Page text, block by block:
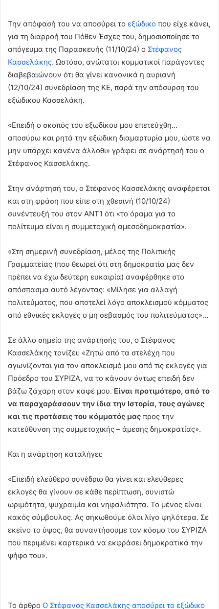
Την απόφασή του να αποσύρει το εξώδικο που είχε κάνει,
για τη διαρροή του Πόθεν Έσχες του, δημοσιοποίησε το
απόγευμα της Παρασκευής (11/10/24) ο Στέφανος
Κασσελάκης. Ωστόσο, ανώτατοι κομματικοί παράγοντες
διαβεβαιώνουν ότι θα γίνει κανονικά η αυριανή
(12/10/24) συνεδρίαση της ΚΕ, παρά την απόσυρση του
εξώδικου Κασσελάκη.
«Επειδή ο σκοπός του εξωδίκου μου επετεύχθη…
αποσύρω και ρητά την εξώδικη διαμαρτυρία μου, ώστε να
μην υπάρχει κανένα άλλοθι» γράφει σε ανάρτησή του ο
Στέφανος Κασσελάκης.
Στην ανάρτησή του, ο Στέφανος Κασσελάκης αναφέρεται
και στη φράση που είπε στη χθεσινή (10/10/24)
συνέντευξή του στον ΑΝΤ1 ότι «το όραμα για το
πολίτευμα είναι η συμμετοχική αμεσοδημοκρατία».
«Στη σημερινή συνεδρίαση, μέλος της Πολιτικής
Γραμματείας (που θεωρεί ότι στη δημοκρατία μας δεν
πρέπει να έχω δεύτερη ευκαιρία) αναφέρθηκε στο
απόσπασμα αυτό λέγοντας: «Μίλησε για αλλαγή
πολιτεύματος, που αποτελεί λόγο αποκλεισμού κόμματος
από εθνικές εκλογές ο μη σεβασμός του πολιτεύματος»…
Σε άλλο σημείο της ανάρτησής του, ο Στέφανος
Κασσελάκης τονίζει: «Ζητώ από τα στελέχη που
αγωνίζονται για τον αποκλεισμό μου από τις εκλογές για
Πρόεδρο του ΣΥΡΙΖΑ, να το κάνουν όντως επειδή δεν
βάζω ζάχαρη στον καφέ μου. Είναι προτιμότερο, από το
να παραχαράσσουν την ίδια την Ιστορία, τους αγώνες
και τις προτάσεις του κόμματός μας προς την
κατεύθυνση της συμμετοχικής – άμεσης δημοκρατίας».
Και η ανάρτηση καταλήγει:
«Επειδή ελεύθερο συνέδριο θα γίνει και ελεύθερες
εκλογές θα γίνουν σε κάθε περίπτωση, συνιστώ
ωριμότητα, ψυχραιμία και νηφαλιότητα. Το μένος είναι
κακός σύμβουλος. Ας σηκωθούμε όλοι λίγο ψηλότερα. Σε
εκείνο το ύψος, θα συναντήσουμε τον κόσμο του ΣΥΡΙΖΑ
που περιμένει καρτερικά να εκφράσει δημοκρατικά την
ψήφο του».
To άρθρο Ο Στέφανος Κασσελάκης αποσύρει το εξώδικο